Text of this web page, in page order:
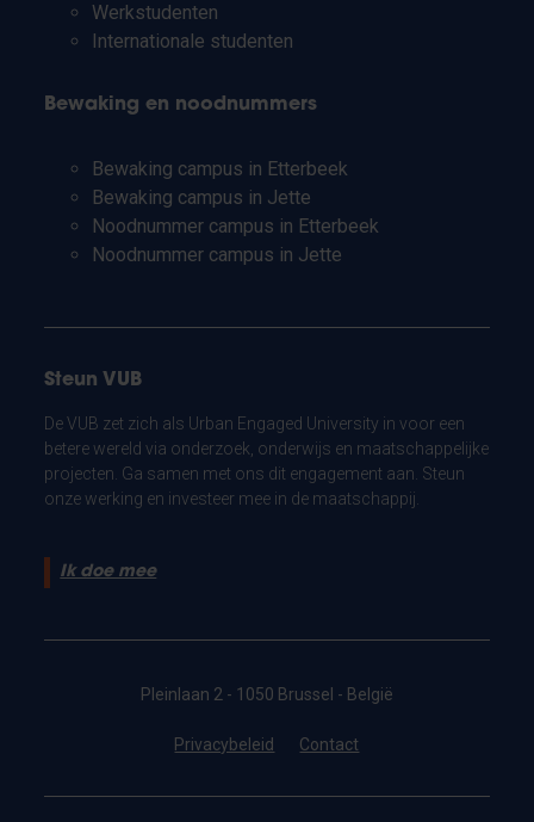
Werkstudenten
Internationale studenten
Bewaking en noodnummers
Bewaking campus in Etterbeek
Bewaking campus in Jette
Noodnummer campus in Etterbeek
Noodnummer campus in Jette
Steun VUB
De VUB zet zich als Urban Engaged University in voor een
betere wereld via onderzoek, onderwijs en maatschappelijke
projecten. Ga samen met ons dit engagement aan. Steun
onze werking en investeer mee in de maatschappij.
Ik doe mee
Pleinlaan 2 - 1050 Brussel - België
Privacybeleid Contact